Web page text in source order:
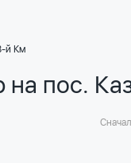
й Км
на пос.